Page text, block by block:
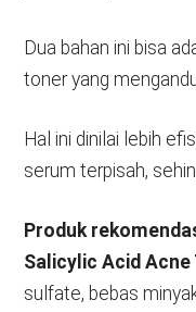
Dua bahan ini bisa
toner yang
Hal ini dinilai lebih
serum terpisah,
Produk
Salicylic Acid
sulfate, bebas